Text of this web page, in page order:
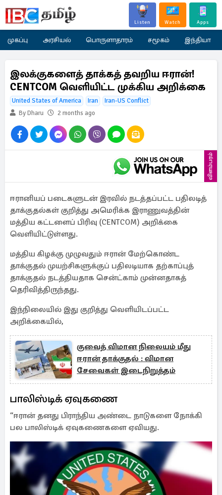
Listen Watch Apps
முகப்பு அரசியல் பொருளாதாரம் சமூகம் இந்தியா
இலக்குகளைத் தாக்கத் தவறிய ஈரான்!
CENTCOM வெளியிட்ட முக்கிய அறிக்கை
United States of America Iran
Iran-US Conflict
By Dharu
2 months ago
விளம்பரம்
ஈரானியப் படைகளுடன் இரவில் நடத்தப்பட்ட பதிலடித்
தாக்குதல்கள் குறித்து அமெரிக்க இராணுவத்தின்
மத்திய கட்டளைப் பிரிவு (CENTCOM) அறிக்கை
வெளியிட்டுள்ளது.
மத்திய கிழக்கு முழுவதும் ஈரான் மேற்கொண்ட
தாக்குதல் முயற்சிகளுக்குப் பதிலடியாக தற்காப்புத்
தாக்குதல் நடத்தியதாக சென்ட்காம் முன்னதாகத்
தெரிவித்திருந்தது.
இந்நிலையில் இது குறித்து வெளியிடப்பட்ட
அறிக்கையில்,
குவைத் விமான நிலையம் மீது
ஈரான் தாக்குதல் : விமான
சேவைகள் இடைநிறுத்தம்
பாலிஸ்டிக் ஏவுகணை
“ஈரான் தனது பிராந்திய அண்டை நாடுகளை நோக்கி
பல பாலிஸ்டிக் ஏவுகணைகளை ஏவியது.